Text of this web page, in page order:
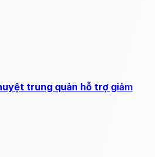
trung quản hỗ trợ giảm